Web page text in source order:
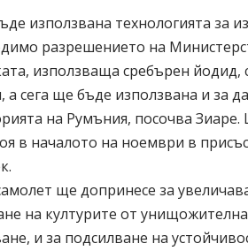
използвана технологията за
разрешението на
използваща сребърен
а сега ще бъде използвана и за
на Румъния, посочва
в началото на ноември в
ще допринесе за
на културите от
и за подсилване на